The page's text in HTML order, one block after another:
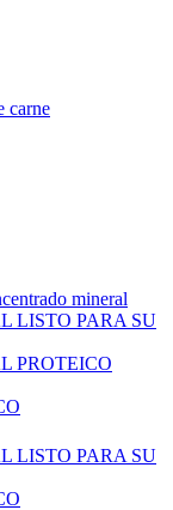
carne
mineral
LISTO PARA SU
PROTEICO
LISTO PARA SU